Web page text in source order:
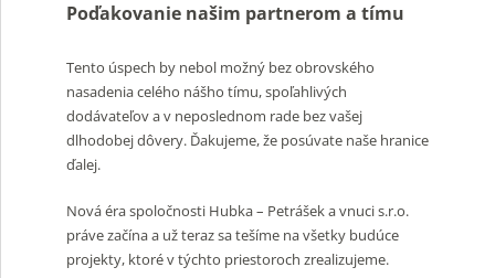
Poďakovanie našim partnerom a tímu
Tento úspech by nebol možný bez obrovského
nasadenia celého nášho tímu, spoľahlivých
dodávateľov a v neposlednom rade bez vašej
dlhodobej dôvery. Ďakujeme, že posúvate naše hranice
ďalej.
Nová éra spoločnosti Hubka – Petrášek a vnuci s.r.o.
práve začína a už teraz sa tešíme na všetky budúce
projekty, ktoré v týchto priestoroch zrealizujeme.